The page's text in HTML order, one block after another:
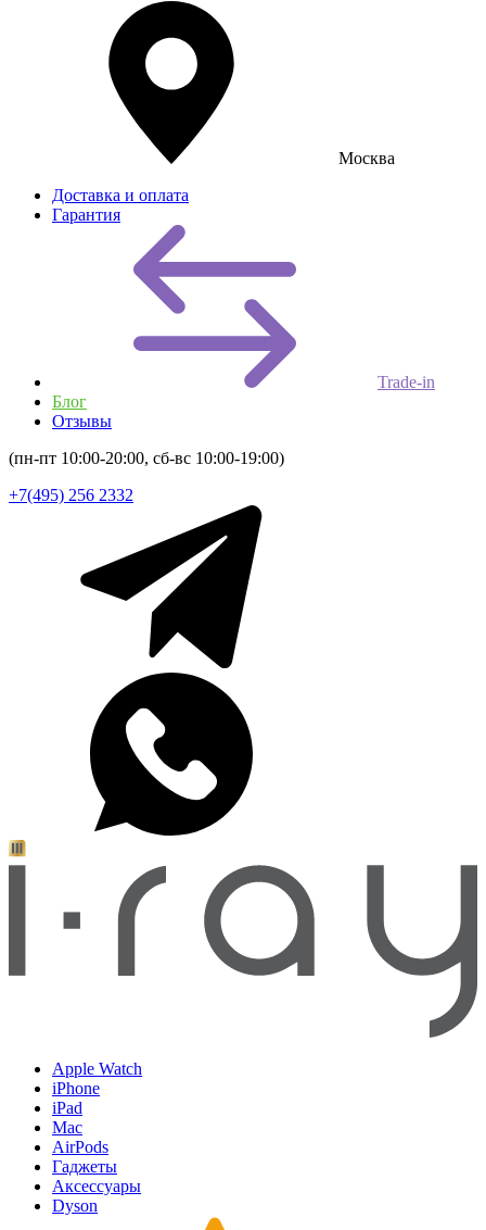
Москва
Доставка и оплата
Гарантия
Trade-in
Блог
Отзывы
(пн-пт 10:00-20:00, сб-вс 10:00-19:00)
+7(495) 256 2332
Apple Watch
iPhone
iPad
Mac
AirPods
Гаджеты
Аксессуары
Dyson